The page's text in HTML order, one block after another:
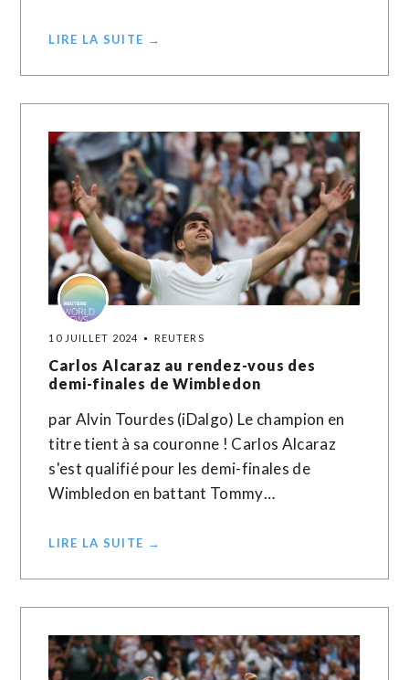
LIRE LA SUITE →
10 JUILLET 2024 REUTERS
Carlos Alcaraz au rendez-vous des
demi-finales de Wimbledon
par Alvin Tourdes (iDalgo) Le champion en
titre tient à sa couronne ! Carlos Alcaraz
s'est qualifié pour les demi-finales de
Wimbledon en battant Tommy…
LIRE LA SUITE →